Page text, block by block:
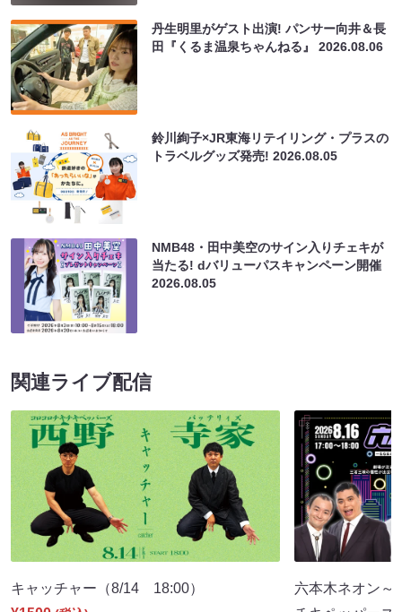
丹生明里がゲスト出演! パンサー向井＆長
田『くるま温泉ちゃんねる』2026.08.06
鈴川絢子×JR東海リテイリング・プラスの
トラベルグッズ発売!2026.08.05
NMB48・田中美空のサイン入りチェキが
当たる! dバリューパスキャンペーン開催
2026.08.05
関連ライブ配信
キャッチャー（8/14 18:00）
六本木ネオン～